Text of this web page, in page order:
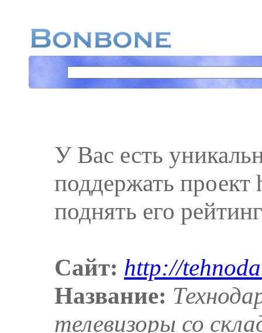
У Вас есть
поддержать проект
поднять его
Сайт: http://
Название:
телевизоры со